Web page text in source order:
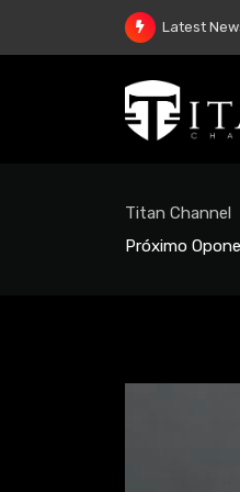
Latest
Titan Channel
Próximo